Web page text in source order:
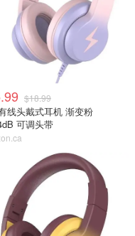
$18.99
线头戴式耳机 渐变粉
可调头带